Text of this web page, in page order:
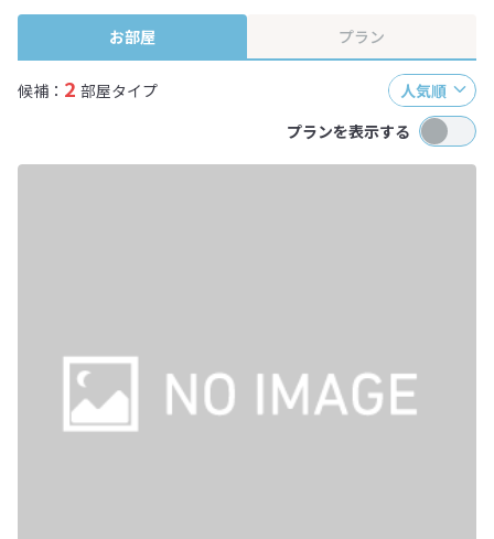
終確認画面でご確認ください。
お部屋 プラン
候補： 2 部屋タイプ
人気順
プランを表示する